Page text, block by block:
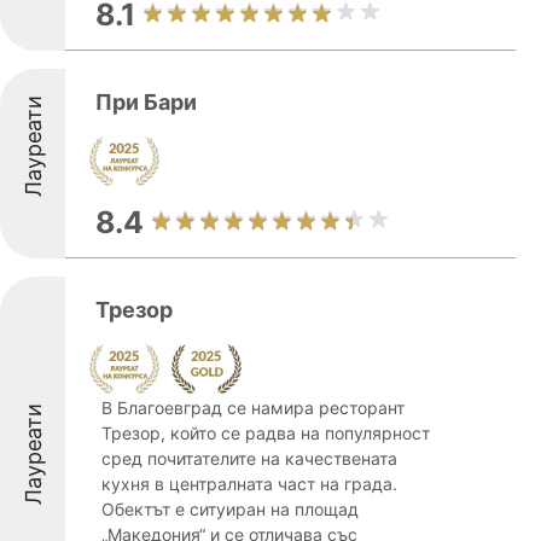
8.1
Лауреати При Бари
8.4
Лауреати
Трезор
В Благоевград се намира ресторант
Трезор, който се радва на популярност
сред почитателите на качествената
кухня в централната част на града.
Обектът е ситуиран на площад
„Македония“ и се отличава със